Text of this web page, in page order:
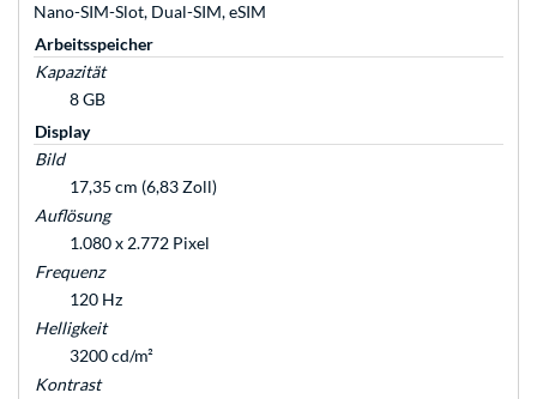
Nano-SIM-Slot, Dual-SIM, eSIM
Arbeitsspeicher
Kapazität
8 GB
Display
Bild
17,35 cm (6,83 Zoll)
Auflösung
1.080 x 2.772 Pixel
Frequenz
120 Hz
Helligkeit
3200 cd/m²
Kontrast